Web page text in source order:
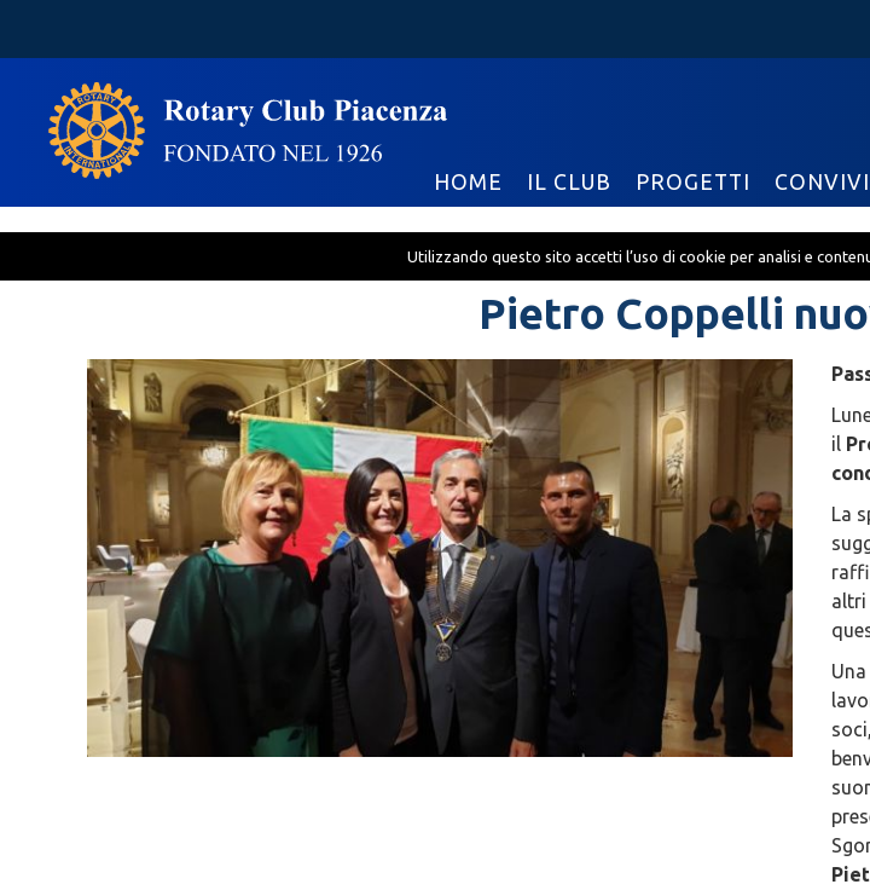
Utilizzando questo sito accetti l’uso di cookie per analisi e
Pietro Coppelli
il
La
altri
HOME IL CLUB PROGETTI